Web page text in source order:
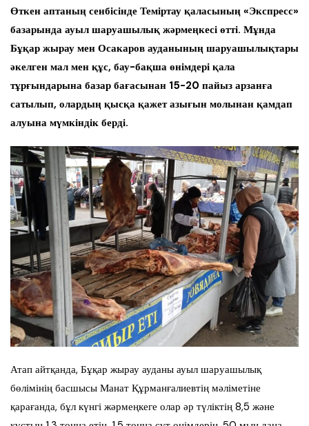
Өткен аптаның сенбісінде Теміртау қаласының «Экспресс»
базарында ауыл шаруашылық жәрмеңкесі өтті. Мұнда
Бұқар жырау мен Осакаров ауданының шаруашылықтары
әкелген мал мен құс, бау-бақша өнімдері қала
тұрғындарына базар бағасынан 15-20 пайыз арзанға
сатылып, олардың қысқа қажет азығын молынан қамдап
алуына мүмкіндік берді.
Атап айтқанда, Бұқар жырау ауданы ауыл шаруашылық
бөлімінің басшысы Манат Құрманғалиевтің мәліметіне
қарағанда, бұл күнгі жәрмеңкеге олар әр түліктің 8,5 және